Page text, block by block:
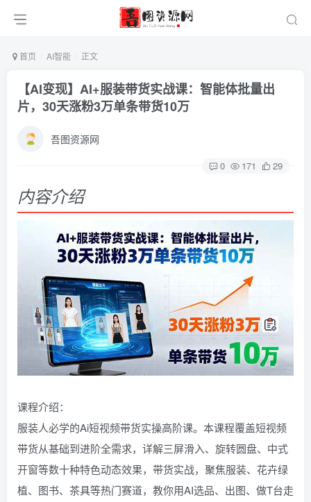
首页 AI智能 正文
【AI变现】AI+服装带货实战课：智能体批量出
片，30天涨粉3万单条带货10万
吾图资源网
0 171 29
内容介绍
课程介绍：
服装人必学的Ai短视频带货实操高阶课。本课程覆盖短视频
带货从基础到进阶全需求，详解三屏滑入、旋转圆盘、中式
开窗等数十种特色动态效果，带货实战，聚焦服装、花卉绿
植、图书、茶具等热门赛道，教你用AI选品、出图、做T台走